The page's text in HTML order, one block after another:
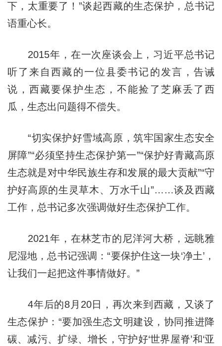
下，太重要了！”谈起西藏的生态保护，总书记
语重心长。
2015年，在一次座谈会上，习近平总书记
听了来自西藏的一位县委书记的发言，告诫
说，西藏要保护生态，不能捡了芝麻丢了西
瓜，生态出问题得不偿失。
“切实保护好雪域高原，筑牢国家生态安全
屏障”“必须坚持生态保护第一”“保护好青藏高原
生态就是对中华民族生存和发展的最大贡献”“守
护好高原的生灵草木、万水千山”……谈及西藏
工作，总书记多次强调做好生态保护工作。
2021年，在林芝市的尼洋河大桥，远眺雅
尼湿地，总书记强调：“要保护住这一块‘净土’，
让我们一起把这件事情做好。”
4年后的8月20日，再次来到西藏，又谈了
生态保护：“要加强生态文明建设，协同推进降
碳、减污、扩绿、增长，守护好‘世界屋脊’和‘亚